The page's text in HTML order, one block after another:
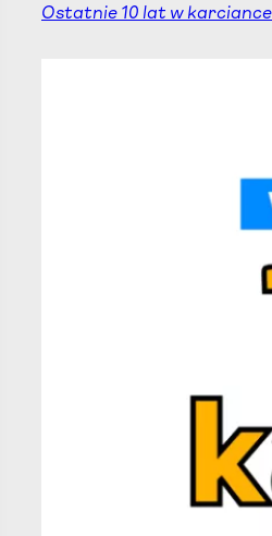
Ostatnie 10 lat w karciance